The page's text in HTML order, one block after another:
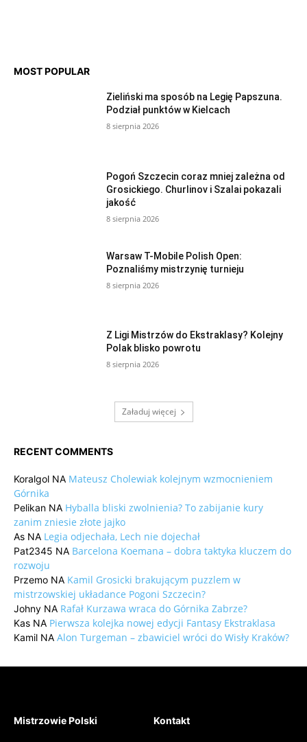
MOST POPULAR
Zieliński ma sposób na Legię Papszuna.
Podział punktów w Kielcach
8 sierpnia 2026
Pogoń Szczecin coraz mniej zależna od
Grosickiego. Churlinov i Szalai pokazali
jakość
8 sierpnia 2026
Warsaw T-Mobile Polish Open:
Poznaliśmy mistrzynię turnieju
8 sierpnia 2026
Z Ligi Mistrzów do Ekstraklasy? Kolejny
Polak blisko powrotu
8 sierpnia 2026
Załaduj więcej
RECENT COMMENTS
Koralgol NA Mateusz Cholewiak kolejnym wzmocnieniem
Górnika
Pelikan NA Hyballa bliski zwolnienia? To zabijanie kury
zanim zniesie złote jajko
As NA Legia odjechała, Lech nie dojechał
Pat2345 NA Barcelona Koemana – dobra taktyka kluczem do
rozwoju
Przemo NA Kamil Grosicki brakującym puzzlem w
mistrzowskiej układance Pogoni Szczecin?
Johny NA Rafał Kurzawa wraca do Górnika Zabrze?
Kas NA Pierwsza kolejka nowej edycji Fantasy Ekstraklasa
Kamil NA Alon Turgeman – zbawiciel wróci do Wisły Kraków?
Mistrzowie Polski Kontakt